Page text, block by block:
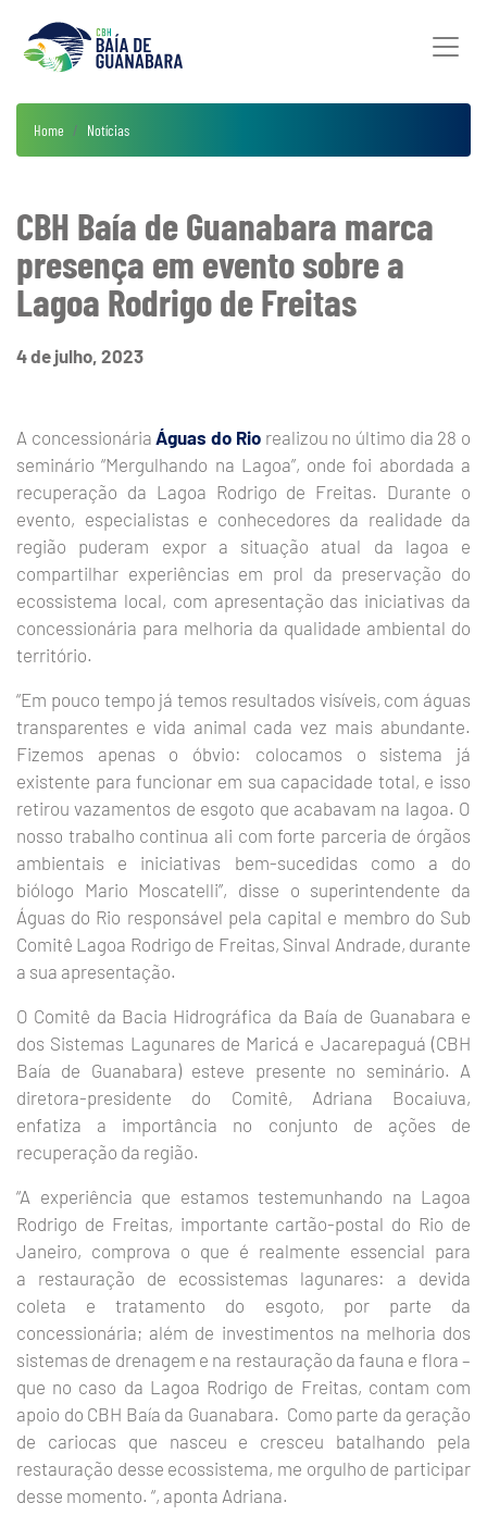
Home Notícias
CBH Baía de Guanabara marca
presença em evento sobre a
Lagoa Rodrigo de Freitas
4 de julho, 2023
A concessionáriaÁguas do Riorealizou no último dia 28 o
seminário “Mergulhando na Lagoa”, onde foi abordada a
recuperação da Lagoa Rodrigo de Freitas. Durante o
evento, especialistas e conhecedores da realidade da
região puderam expor a situação atual da lagoa e
compartilhar experiências em prol da preservação do
ecossistema local, com apresentação das iniciativas da
concessionária para melhoria da qualidade ambiental do
território.
“Em pouco tempo já temos resultados visíveis, com águas
transparentes e vida animal cada vez mais abundante.
Fizemos apenas o óbvio: colocamos o sistema já
existente para funcionar em sua capacidade total, e isso
retirou vazamentos de esgoto que acabavam na lagoa. O
nosso trabalho continua ali com forte parceria de órgãos
ambientais e iniciativas bem-sucedidas como a do
biólogo Mario Moscatelli”, disse o superintendente da
Águas do Rio responsável pela capital e membro do Sub
Comitê Lagoa Rodrigo de Freitas, Sinval Andrade, durante
a sua apresentação.
O Comitê da Bacia Hidrográfica da Baía de Guanabara e
dos Sistemas Lagunares de Maricá e Jacarepaguá (CBH
Baía de Guanabara) esteve presente no seminário. A
diretora-presidente do Comitê, Adriana Bocaiuva,
enfatiza a importância no conjunto de ações de
recuperação da região.
“A experiência que estamos testemunhando na Lagoa
Rodrigo de Freitas, importante cartão-postal do Rio de
Janeiro, comprova o que é realmente essencial para
a restauração de ecossistemas lagunares: a devida
coleta e tratamento do esgoto, por parte da
concessionária; além de investimentos na melhoria dos
sistemas de drenagem e na restauração da fauna e flora –
que no caso da Lagoa Rodrigo de Freitas, contam com
apoio do CBH Baía da Guanabara. Como parte da geração
de cariocas que nasceu e cresceu batalhando pela
restauração desse ecossistema, me orgulho de participar
desse momento. “, aponta Adriana.